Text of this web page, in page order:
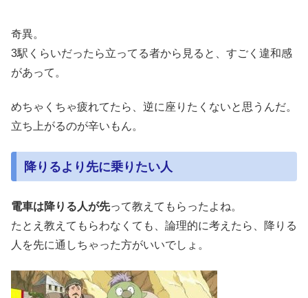
奇異。
3駅くらいだったら立ってる者から見ると、すごく違和感
があって。
めちゃくちゃ疲れてたら、逆に座りたくないと思うんだ。
立ち上がるのが辛いもん。
降りるより先に乗りたい人
電車は降りる人が先って教えてもらったよね。
たとえ教えてもらわなくても、論理的に考えたら、降りる
人を先に通しちゃった方がいいでしょ。